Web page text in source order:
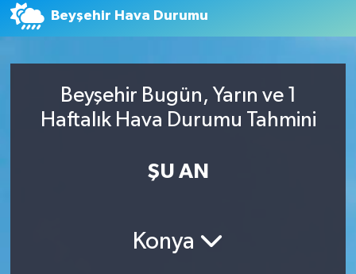
Beyşehir Hava Durumu
Beyşehir Bugün, Yarın ve 1
Haftalık Hava Durumu Tahmini
ŞU AN
Konya
Siyaset
Ekonomi
Sağlık
Van Namaz Vakitleri
Van Trafik Yoğunluk Haritası
Süper Lig Puan Durumu ve Fikstür
Son Dakika Haberleri